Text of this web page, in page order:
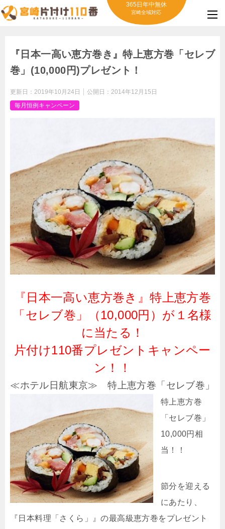
365日年中無休
宮崎全域対応
『日本一高い恵方巻き』特上恵方巻「セレブ
巻」(10,000円)プレゼント！
更新日： 2019年10月24日 公開日： 2014年12月15日
毎月恒例キャンペーン
『日本一高い恵方巻き』特上恵方巻
「セレブ巻」（10,000円）が１名様
に当たる！
片付け110番プレゼントキャンペー
ン！！
≪ホテル日航東京≫ 特上恵方巻「セレブ巻」
特上恵方巻
「セレブ巻」
10,000円相
当！！
節分を迎える
にあたり、
『日本料理「さくら」』の最高級恵方巻をプレゼント